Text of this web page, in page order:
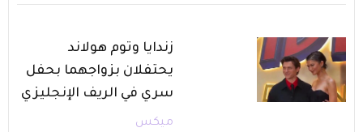
زندايا وتوم هولاند
يحتفلان بزواجهما بحفل
سري في الريف الإنجليزي
ميكس